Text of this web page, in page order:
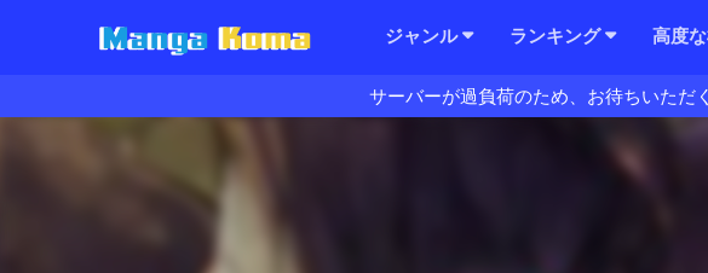
ジャンル ランキング 高度
サーバーが過負荷のため、お待ちいただ